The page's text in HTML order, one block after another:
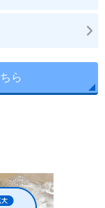
ら